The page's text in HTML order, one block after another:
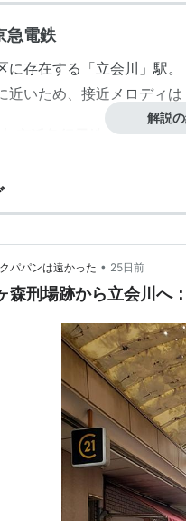
急電鉄
に存在する「立会川」駅。
近いため、接近メロディは
京浜急行電鉄 ＜＜
内…金沢八景…上大岡…〈
… 京急蒲田…平和島←大森海岸
鉄直通（押上以遠）…（至
解説
パパンは遠かった • 25日前
森刑場跡から立会川へ